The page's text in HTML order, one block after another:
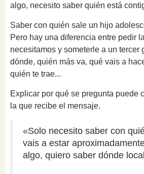
algo, necesito saber quién está
Saber con quién sale un hijo
Pero hay una diferencia entre pedir
necesitamos y someterle a un tercer
dónde, quién más va, qué vais a
quién te trae...
Explicar por qué se pregunta puede
la que recibe el mensaje.
«Solo necesito saber con
vais a estar
algo, quiero saber dónde